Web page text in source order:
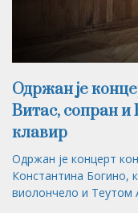
Одржан је
Витас, сопран и
клавир
Одржан је концерт
Константинa Богино,
виолончело и Теутом